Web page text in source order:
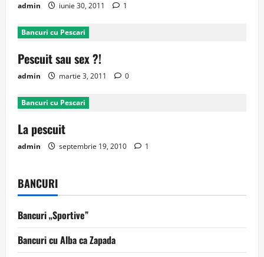
admin iunie 30, 2011 1
Bancuri cu Pescari
Pescuit sau sex ?!
admin martie 3, 2011 0
Bancuri cu Pescari
La pescuit
admin septembrie 19, 2010 1
BANCURI
Bancuri „Sportive”
Bancuri cu Alba ca Zapada